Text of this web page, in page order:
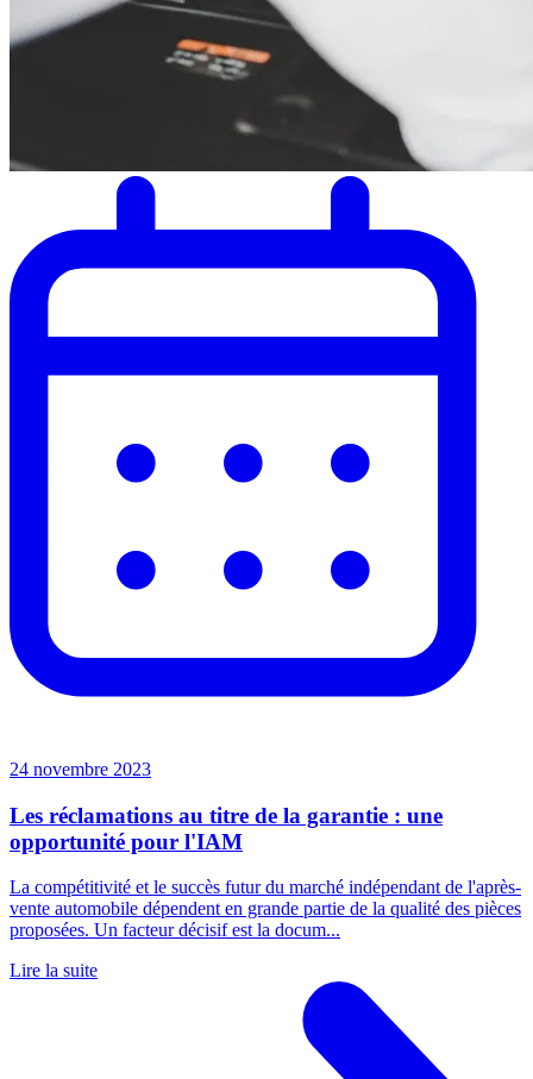
24 novembre 2023
Les réclamations au titre de la garantie : une
opportunité pour l'IAM
La compétitivité et le succès futur du marché indépendant de l'après-
vente automobile dépendent en grande partie de la qualité des pièces
proposées. Un facteur décisif est la docum...
Lire la suite